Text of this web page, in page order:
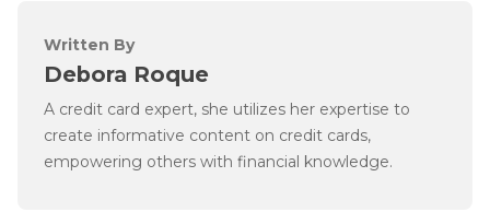
Written By
Debora Roque
A credit card expert, she utilizes her expertise to
create informative content on credit cards,
empowering others with financial knowledge.